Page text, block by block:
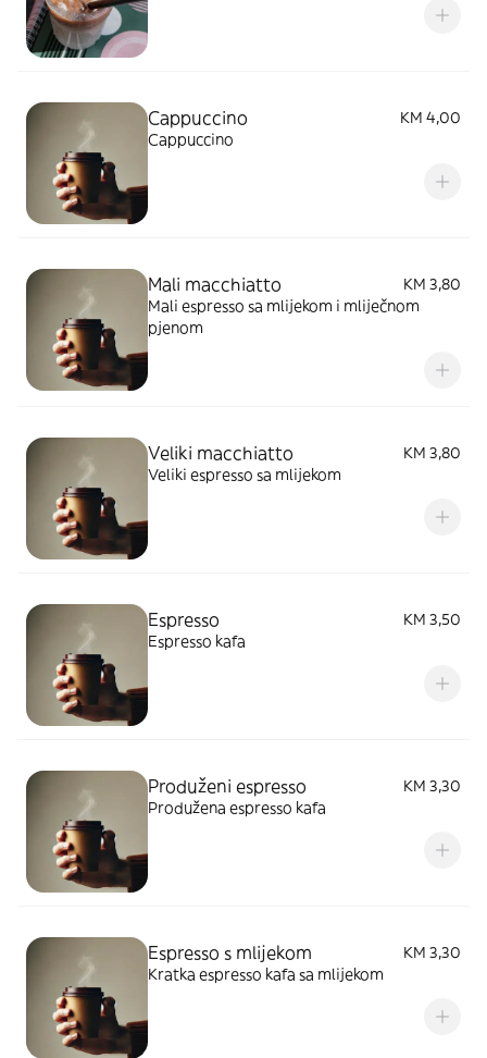
Cappuccino
KM 4,00
Cappuccino
Mali macchiatto
KM 3,80
Mali espresso sa mlijekom i mliječnom
pjenom
Veliki macchiatto
KM 3,80
Veliki espresso sa mlijekom
Espresso
KM 3,50
Espresso kafa
Produženi espresso
KM 3,30
Produžena espresso kafa
Espresso s mlijekom
KM 3,30
Kratka espresso kafa sa mlijekom